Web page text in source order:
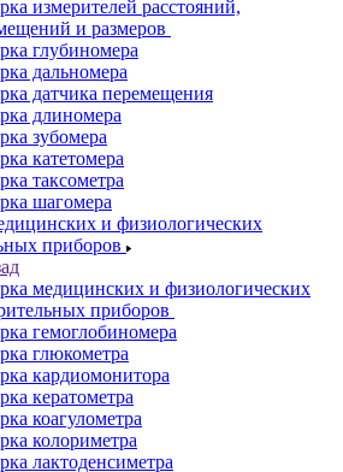
измерителей расстояний,
и размеров
глубиномера
дальномера
датчика перемещения
длиномера
зубомера
катетомера
таксометра
шагомера
и физиологических
приборов
медицинских и физиологических
приборов
гемоглобиномера
глюкометра
кардиомонитора
кератометра
коагулометра
колориметра
лактоденсиметра